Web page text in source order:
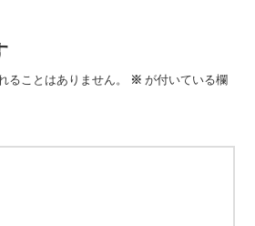
ることはありません。 ※ が付いている欄